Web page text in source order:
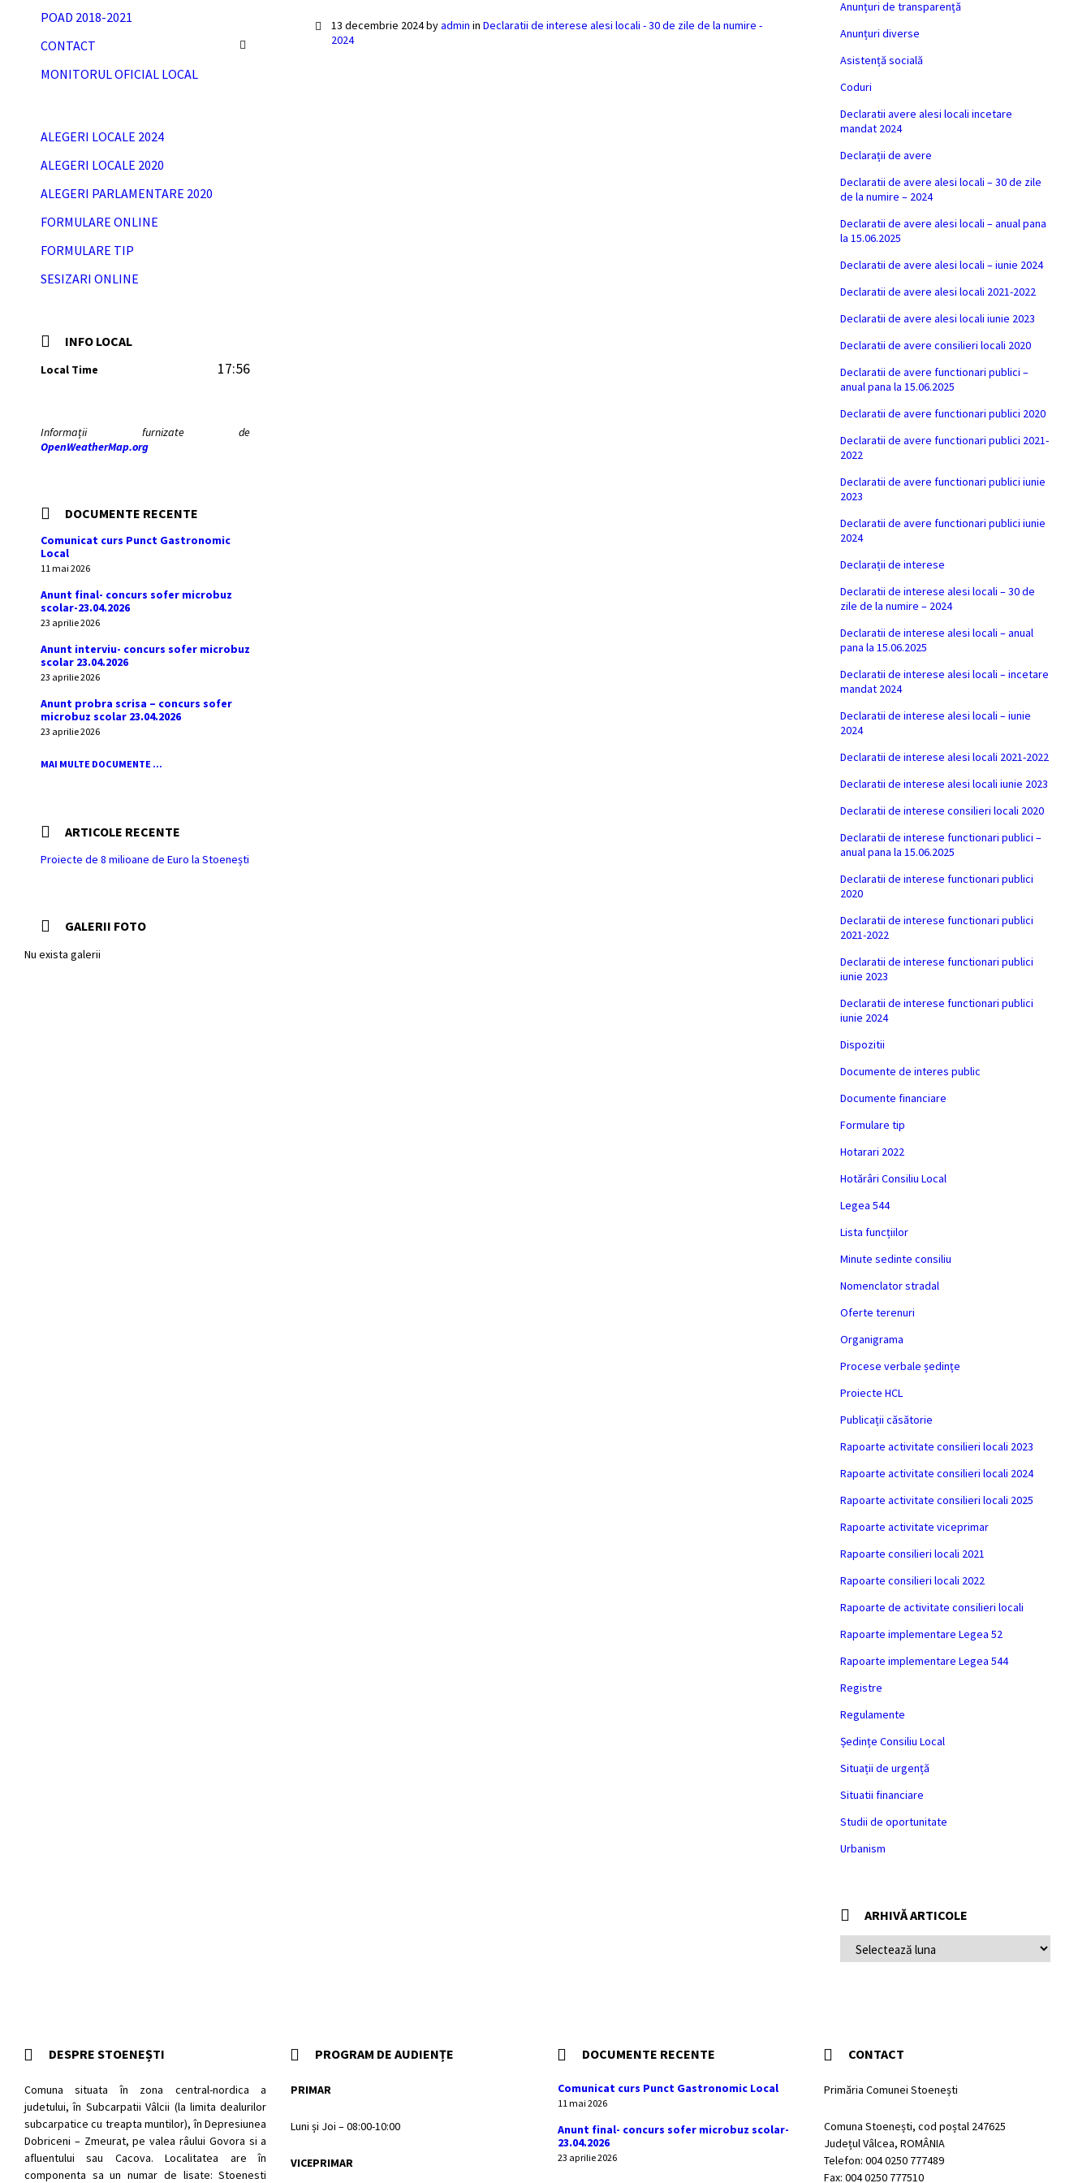
13 decembrie 2024byadmin inDeclaratii de interese alesi locali - 30 de zile de la numire -
2024
POAD 2018-2021
CONTACT
MONITORUL OFICIAL LOCAL
ALEGERI LOCALE 2024
ALEGERI LOCALE 2020
ALEGERI PARLAMENTARE 2020
FORMULARE ONLINE
FORMULARE TIP
SESIZARI ONLINE
INFO LOCAL
Local Time 17:56
Informații furnizate de
OpenWeatherMap.org
DOCUMENTE RECENTE
Comunicat curs Punct Gastronomic
Local
11 mai 2026
Anunt final- concurs sofer microbuz
scolar-23.04.2026
23 aprilie 2026
Anunt interviu- concurs sofer microbuz
scolar 23.04.2026
23 aprilie 2026
Anunt probra scrisa – concurs sofer
microbuz scolar 23.04.2026
23 aprilie 2026
MAI MULTE DOCUMENTE ...
ARTICOLE RECENTE
Proiecte de 8 milioane de Euro la Stoenești
GALERII FOTO
Nu exista galerii
Anunțuri de transparență
Anunțuri diverse
Asistență socială
Coduri
Declaratii avere alesi locali incetare
mandat 2024
Declarații de avere
Declaratii de avere alesi locali – 30 de zile
de la numire – 2024
Declaratii de avere alesi locali – anual pana
la 15.06.2025
Declaratii de avere alesi locali – iunie 2024
Declaratii de avere alesi locali 2021-2022
Declaratii de avere alesi locali iunie 2023
Declaratii de avere consilieri locali 2020
Declaratii de avere functionari publici –
anual pana la 15.06.2025
Declaratii de avere functionari publici 2020
Declaratii de avere functionari publici 2021-
2022
Declaratii de avere functionari publici iunie
2023
Declaratii de avere functionari publici iunie
2024
Declarații de interese
Declaratii de interese alesi locali – 30 de
zile de la numire – 2024
Declaratii de interese alesi locali – anual
pana la 15.06.2025
Declaratii de interese alesi locali – incetare
mandat 2024
Declaratii de interese alesi locali – iunie
2024
Declaratii de interese alesi locali 2021-2022
Declaratii de interese alesi locali iunie 2023
Declaratii de interese consilieri locali 2020
Declaratii de interese functionari publici –
anual pana la 15.06.2025
Declaratii de interese functionari publici
2020
Declaratii de interese functionari publici
2021-2022
Declaratii de interese functionari publici
iunie 2023
Declaratii de interese functionari publici
iunie 2024
Dispozitii
Documente de interes public
Documente financiare
Formulare tip
Hotarari 2022
Hotărâri Consiliu Local
Legea 544
Lista funcțiilor
Minute sedinte consiliu
Nomenclator stradal
Oferte terenuri
Organigrama
Procese verbale ședințe
Proiecte HCL
Publicații căsătorie
Rapoarte activitate consilieri locali 2023
Rapoarte activitate consilieri locali 2024
Rapoarte activitate consilieri locali 2025
Rapoarte activitate viceprimar
Rapoarte consilieri locali 2021
Rapoarte consilieri locali 2022
Rapoarte de activitate consilieri locali
Rapoarte implementare Legea 52
Rapoarte implementare Legea 544
Registre
Regulamente
Ședințe Consiliu Local
Situații de urgență
Situatii financiare
Studii de oportunitate
Urbanism
ARHIVĂ ARTICOLE
ARTICOLE
DESPRE STOENEȘTI
Comuna situata în zona central-nordica a
judetului, în Subcarpatii Vâlcii (la limita dealurilor
subcarpatice cu treapta muntilor), în Depresiunea
Dobriceni – Zmeurat, pe valea râului Govora si a
afluentului sau Cacova. Localitatea are în
componenta sa un numar de lisate: Stoenesti
PROGRAM DE AUDIENȚE
PRIMAR
Luni și Joi – 08:00-10:00
VICEPRIMAR
DOCUMENTE RECENTE
Comunicat curs Punct Gastronomic Local
11 mai 2026
Anunt final- concurs sofer microbuz scolar-
23.04.2026
23 aprilie 2026
CONTACT
Primăria Comunei Stoenești
Comuna Stoenești, cod poștal 247625
Județul Vâlcea, ROMÂNIA
Telefon: 004 0250 777489
Fax: 004 0250 777510